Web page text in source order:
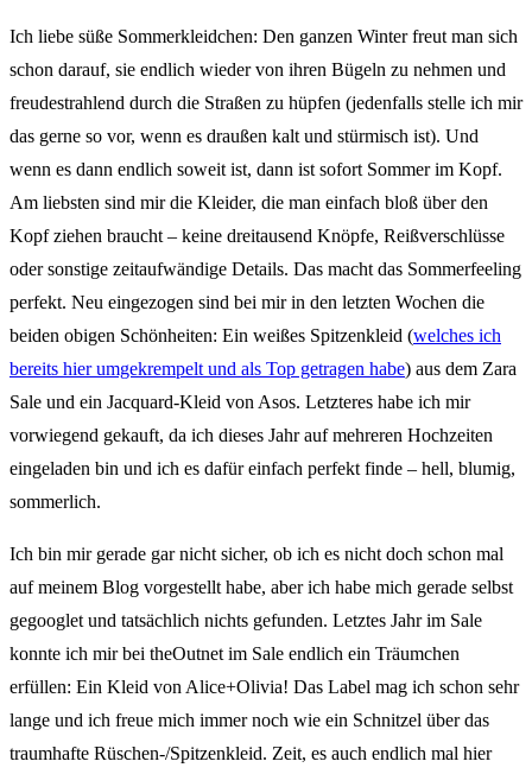
Ich liebe süße Sommerkleidchen: Den ganzen Winter freut man sich
schon darauf, sie endlich wieder von ihren Bügeln zu nehmen und
freudestrahlend durch die Straßen zu hüpfen (jedenfalls stelle ich mir
das gerne so vor, wenn es draußen kalt und stürmisch ist). Und
wenn es dann endlich soweit ist, dann ist sofort Sommer im Kopf.
Am liebsten sind mir die Kleider, die man einfach bloß über den
Kopf ziehen braucht – keine dreitausend Knöpfe, Reißverschlüsse
oder sonstige zeitaufwändige Details. Das macht das Sommerfeeling
perfekt. Neu eingezogen sind bei mir in den letzten Wochen die
beiden obigen Schönheiten: Ein weißes Spitzenkleid (welches ich
bereits hier umgekrempelt und als Top getragen habe) aus dem Zara
Sale und ein Jacquard-Kleid von Asos. Letzteres habe ich mir
vorwiegend gekauft, da ich dieses Jahr auf mehreren Hochzeiten
eingeladen bin und ich es dafür einfach perfekt finde – hell, blumig,
sommerlich.
Ich bin mir gerade gar nicht sicher, ob ich es nicht doch schon mal
auf meinem Blog vorgestellt habe, aber ich habe mich gerade selbst
gegooglet und tatsächlich nichts gefunden. Letztes Jahr im Sale
konnte ich mir bei theOutnet im Sale endlich ein Träumchen
erfüllen: Ein Kleid von Alice+Olivia! Das Label mag ich schon sehr
lange und ich freue mich immer noch wie ein Schnitzel über das
traumhafte Rüschen-/Spitzenkleid. Zeit, es auch endlich mal hier